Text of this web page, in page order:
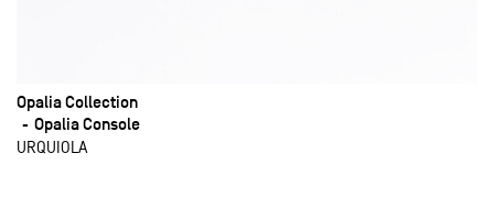
Opalia Collection
Opalia Console
URQUIOLA